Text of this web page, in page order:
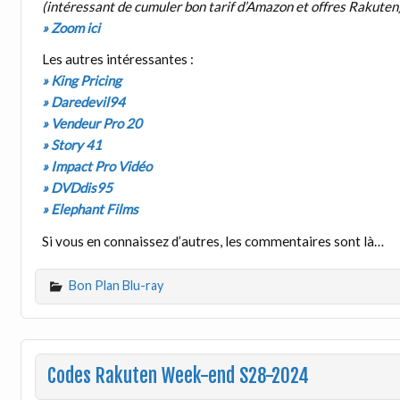
(intéressant de cumuler bon tarif d’Amazon et offres
» Zoom ici
Les autres intéressantes :
» King Pricing
» Daredevil94
» Vendeur Pro 20
» Story 41
» Impact Pro Vidéo
» DVDdis95
» Elephant Films
Si vous en connaissez d’autres, les commentaires sont là…
Bon Plan Blu-ray
Codes Rakuten Week-end S28-2024